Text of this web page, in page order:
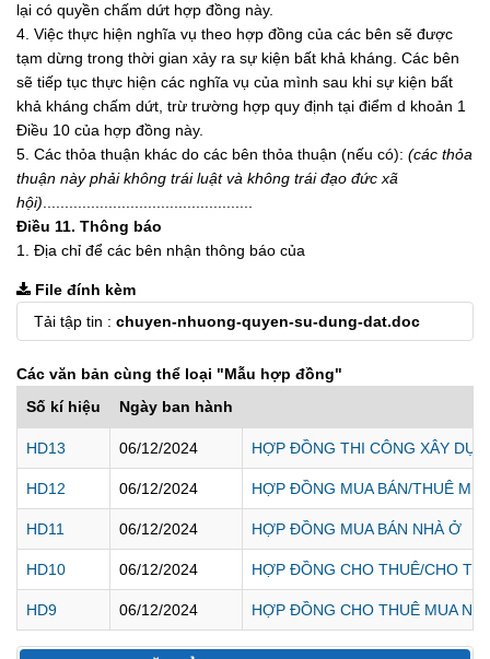
lại có quyền chấm dứt hợp đồng này.
4. Việc thực hiện nghĩa vụ theo hợp đồng của các bên sẽ được
tạm dừng trong thời gian xảy ra sự kiện bất khả kháng. Các bên
sẽ tiếp tục thực hiện các nghĩa vụ của mình sau khi sự kiện bất
khả kháng chấm dứt, trừ trường hợp quy định tại điểm d khoản 1
Điều 10 của hợp đồng này.
5. Các thỏa thuận khác do các bên thỏa thuận (nếu có): (các thỏa
thuận này phải không trái luật và không trái đạo đức xã
hội)
Điều 11. Thông báo
1. Địa chỉ để các bên nhận thông báo của
File đính kèm
Tải tập tin : chuyen-nhuong-quyen-su-dung-dat.doc
Các văn bản cùng thể loại "Mẫu hợp đồng"
Số kí hiệu
Ngày ban hành
HD13 06/12/2024 HỢP ĐỒNG THI CÔNG XÂY
HD12 06/12/2024 HỢP ĐỒNG MUA BÁN/THUÊ
HD11 06/12/2024 HỢP ĐỒNG MUA BÁN NHÀ Ở
HD10 06/12/2024 HỢP ĐỒNG CHO THUÊ/CHO
HD9 06/12/2024 HỢP ĐỒNG CHO THUÊ MUA